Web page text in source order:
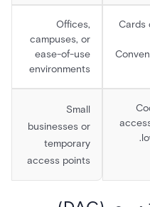
Cards
Offices,
campuses, or
ease-of-use
environments
Small
businesses or
temporary
access points